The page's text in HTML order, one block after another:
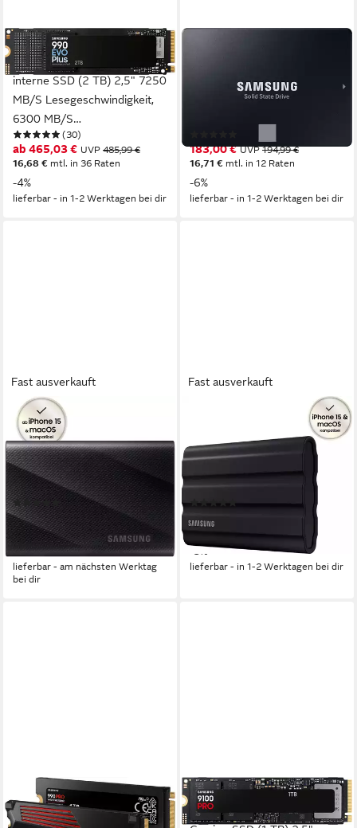
SAMSUNG
NVMe2.0 SSD 990 EvoPlus
interne SSD (2 TB) 2,5" 7250
MB/S Lesegeschwindigkeit,
6300 MB/S
Schreibgeschwindigkeit
(30)
ab 465,03 € UVP 485,99 €
16,68 € mtl. in 36 Raten
-4%
lieferbar - in 1-2 Werktagen bei dir
GB) 2,5" 560 MB/S
Lesegeschwindigkeit, 530
183,00 € UVP194,99 €
16,71 € mtl. in 12 Raten
-6%
lieferbar - in 1-2 Werktagen bei dir
Fast ausverkauft
SAMSUNG
T9 externe SSD (1 TB) 3,5"
2000 MB/S
Lesegeschwindigkeit, 1950
MB/S Schreibgeschwindigkeit
(16)
ab 261,95 € UVP 283,99 €
13,01 €mtl. in 24 Raten
-8%
lieferbar - am nächsten Werktag
bei dir
Fast ausverkauft
T7 Shield externe SSD (2TB)
3,5" 1050 MB/S
MB/S Schreibgeschwindigkeit
(32)
15,48 €mtl. in 48 Raten
-5%
lieferbar - in 1-2 Werktagen bei dir
SAMSUNG
990 PRO Heatsink interne
SAMSUNG
9100 PRO SSD interne